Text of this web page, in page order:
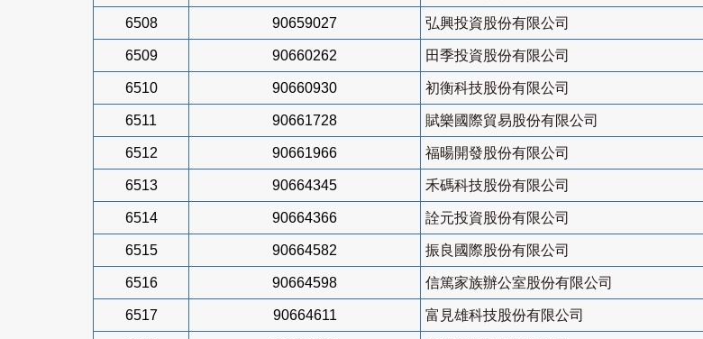
6508 90659027 弘興投資股份有限公司
6509 90660262 田季投資股份有限公司
6510 90660930 初衡科技股份有限公司
6511 90661728 賦樂國際貿易股份有限公司
6512 90661966 福暘開發股份有限公司
6513 90664345 禾碼科技股份有限公司
6514 90664366 詮元投資股份有限公司
6515 90664582 振良國際股份有限公司
6516 90664598 信篤家族辦公室股份有限公司
6517 90664611 富見雄科技股份有限公司